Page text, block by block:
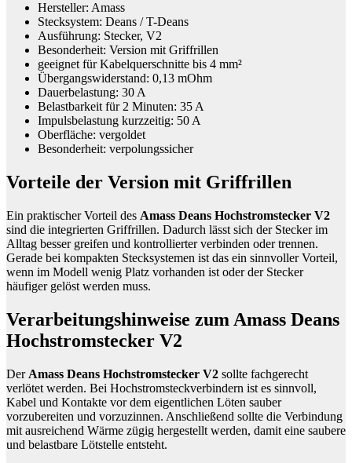
Hersteller: Amass
Stecksystem: Deans / T-Deans
Ausführung: Stecker, V2
Besonderheit: Version mit Griffrillen
geeignet für Kabelquerschnitte bis 4 mm²
Übergangswiderstand: 0,13 mOhm
Dauerbelastung: 30 A
Belastbarkeit für 2 Minuten: 35 A
Impulsbelastung kurzzeitig: 50 A
Oberfläche: vergoldet
Besonderheit: verpolungssicher
Vorteile der Version mit Griffrillen
Ein praktischer Vorteil des Amass Deans Hochstromstecker V2
sind die integrierten Griffrillen. Dadurch lässt sich der Stecker im
Alltag besser greifen und kontrollierter verbinden oder trennen.
Gerade bei kompakten Stecksystemen ist das ein sinnvoller Vorteil,
wenn im Modell wenig Platz vorhanden ist oder der Stecker
häufiger gelöst werden muss.
Verarbeitungshinweise zum Amass Deans
Hochstromstecker V2
Der Amass Deans Hochstromstecker V2 sollte fachgerecht
verlötet werden. Bei Hochstromsteckverbindern ist es sinnvoll,
Kabel und Kontakte vor dem eigentlichen Löten sauber
vorzubereiten und vorzuzinnen. Anschließend sollte die Verbindung
mit ausreichend Wärme zügig hergestellt werden, damit eine saubere
und belastbare Lötstelle entsteht.